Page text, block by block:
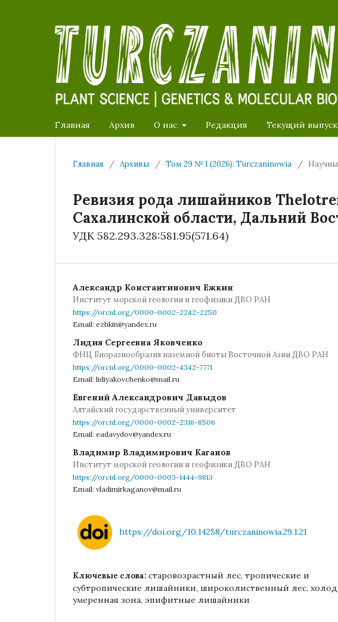
Главная Архив О нас Редакция Текущий выпуск
Главная / Архивы / Том 29 № 1 (2026): Turczaninowia /
Ревизия рода лишайников
Сахалинской области, Дальний
УДК 582.293.328:581.95(571.64)
Александр Константинович Ежкин
Институт морской геологии и геофизики ДВО РАН
https://orcid.org/0000-0002-2242-2250
Email: ezhkin@yandex.ru
Лидия Сергеевна Яковченко
ФНЦ Биоразнообразия наземной биоты Восточной Азии ДВО РАН
https://orcid.org/0000-0002-4342-7771
Email: lidiyakovchenko@mail.ru
Евгений Александрович Давыдов
Алтайский государственный университет
https://orcid.org/0000-0002-2316-8506
Email: eadavydov@yandex.ru
Владимир Владимирович Каганов
Институт морской геологии и геофизики ДВО РАН
https://orcid.org/0000-0003-1444-9813
Email: vladimirkaganov@mail.ru
https://doi.org/10.14258/turczaninowia.29.1.21
Ключевые слова: старовозрастный лес, тропические и
субтропические лишайники, широколиственный лес,
умеренная зона, эпифитные лишайники